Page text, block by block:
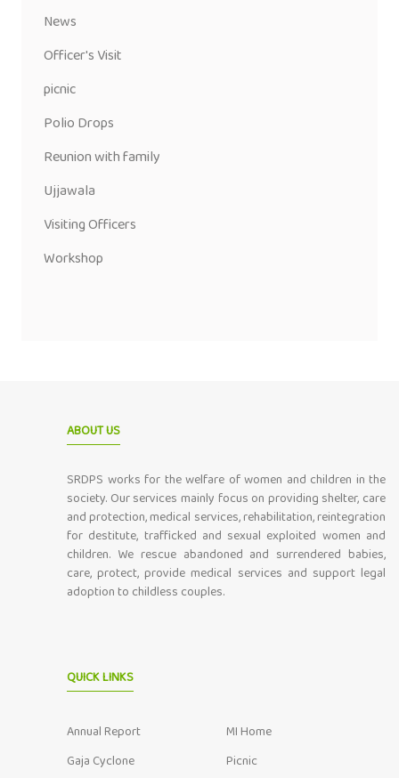
News
Officer's Visit
picnic
Polio Drops
Reunion with family
Ujjawala
Visiting Officers
Workshop
ABOUT US
SRDPS works for the welfare of women and children in the
society. Our services mainly focus on providing shelter, care
and protection, medical services, rehabilitation, reintegration
for destitute, trafficked and sexual exploited women and
children. We rescue abandoned and surrendered babies,
care, protect, provide medical services and support legal
adoption to childless couples.
QUICK LINKS
Annual Report
MI Home
Gaja Cyclone
Picnic